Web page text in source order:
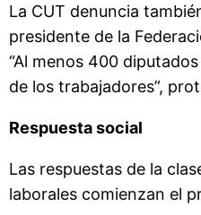
La CUT denuncia
presidente de la
“Al menos 400
de los trabajadores”,
Respuesta social
Las respuestas de la
laborales comienzan el